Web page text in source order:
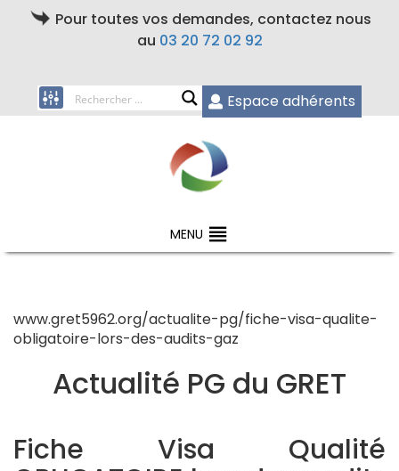
Pour toutes vos demandes, contactez nous
au 03 20 72 02 92
Espace adhérents
MENU
www.gret5962.org/actualite-pg/fiche-visa-qualite-
obligatoire-lors-des-audits-gaz
Actualité PG du GRET
Fiche Visa Qualité